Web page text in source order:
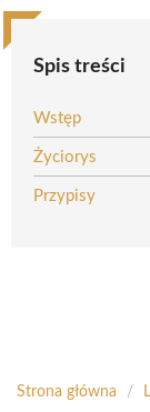
Spis treści
Wstęp
Życiorys
Przypisy
Strona główna /